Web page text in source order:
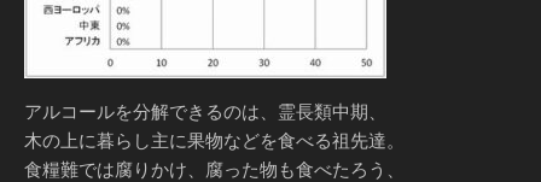
アルコールを分解できるのは、霊長類中期、
木の上に暮らし主に果物などを食べる祖先達。
食糧難では腐りかけ、腐った物も食べたろう、